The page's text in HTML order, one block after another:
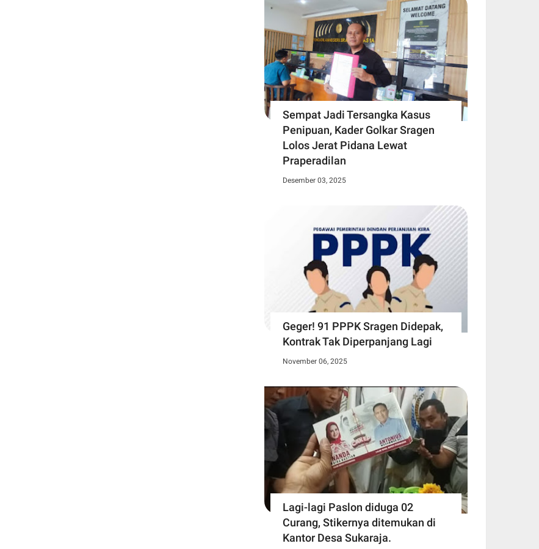
Sempat Jadi Tersangka Kasus
Penipuan, Kader Golkar Sragen
Lolos Jerat Pidana Lewat
Praperadilan
Desember 03, 2025
Geger! 91 PPPK Sragen Didepak,
Kontrak Tak Diperpanjang Lagi
November 06, 2025
Lagi-lagi Paslon diduga 02
Curang, Stikernya ditemukan di
Kantor Desa Sukaraja.